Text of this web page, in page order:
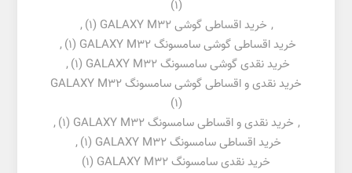
(1)
, خرید اقساطی گوشی GALAXY M32 (1)
,
خرید اقساطی گوشی سامسونگ GALAXY M32
(1)
,
خرید نقدی گوشی سامسونگ GALAXY M32
(1)
,
خرید نقدی و اقساطی گوشی سامسونگ GALAXY M32
(1)
, خرید نقدی و اقساطی سامسونگ GALAXY M32 (1)
,
خرید اقساطی سامسونگ GALAXY M32
(1)
,
خرید نقدی سامسونگ GALAXY M32
(1)